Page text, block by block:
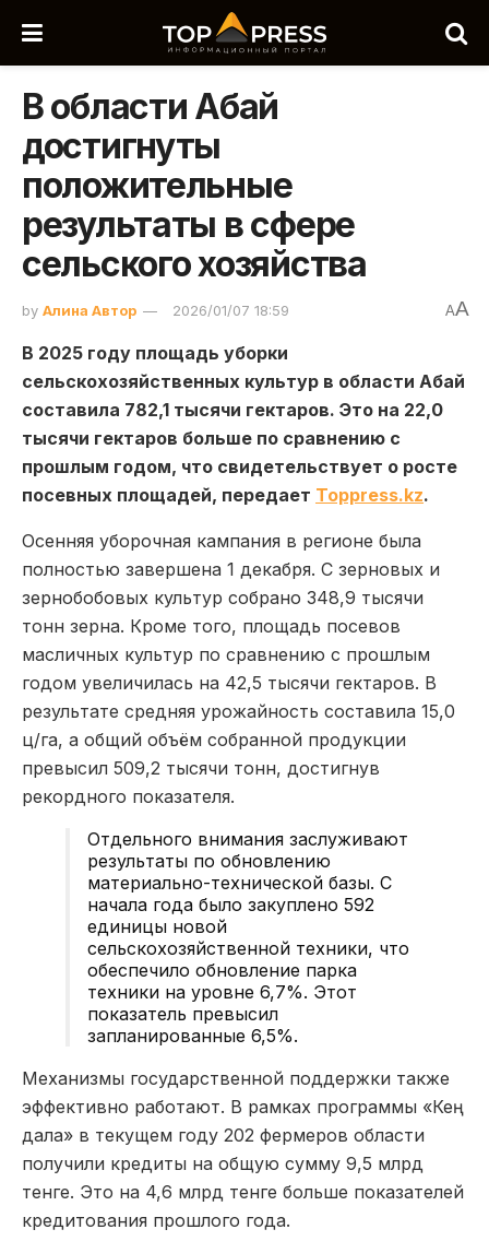
В области Абай
достигнуты
положительные
результаты в сфере
сельского хозяйства
by Алина Автор 2026/01/07 18:59 AA
В 2025 году площадь уборки
сельскохозяйственных культур в области Абай
составила 782,1 тысячи гектаров. Это на 22,0
тысячи гектаров больше по сравнению с
прошлым годом, что свидетельствует о росте
посевных площадей, передает Toppress.kz.
Осенняя уборочная кампания в регионе была
полностью завершена 1 декабря. С зерновых и
зернобобовых культур собрано 348,9 тысячи
тонн зерна. Кроме того, площадь посевов
масличных культур по сравнению с прошлым
годом увеличилась на 42,5 тысячи гектаров. В
результате средняя урожайность составила 15,0
ц/га, а общий объём собранной продукции
превысил 509,2 тысячи тонн, достигнув
рекордного показателя.
Отдельного внимания заслуживают
результаты по обновлению
материально-технической базы. С
начала года было закуплено 592
единицы новой
сельскохозяйственной техники, что
обеспечило обновление парка
техники на уровне 6,7%. Этот
показатель превысил
запланированные 6,5%.
Механизмы государственной поддержки также
эффективно работают. В рамках программы «Кең
дала» в текущем году 202 фермеров области
получили кредиты на общую сумму 9,5 млрд
тенге. Это на 4,6 млрд тенге больше показателей
кредитования прошлого года.